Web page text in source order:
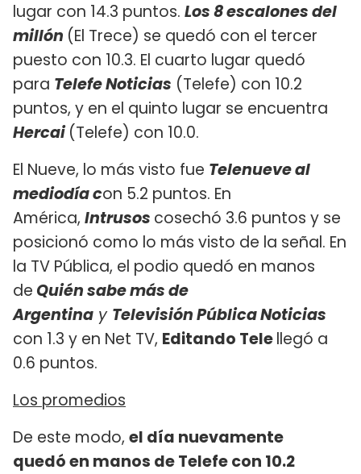
lugar con 14.3 puntos. Los 8 escalones del
millón (El Trece) se quedó con el tercer
puesto con 10.3. El cuarto lugar quedó
para Telefe Noticias (Telefe) con 10.2
puntos, y en el quinto lugar se encuentra
Hercai(Telefe) con 10.0.
El Nueve, lo más visto fue Telenueve al
mediodía con 5.2 puntos. En
América, Intrusos cosechó 3.6 puntos y se
posicionó como lo más visto de la señal. En
la TV Pública, el podio quedó en manos
de Quién sabe más de
Argentina y Televisión Pública Noticias
con 1.3 y en Net TV, Editando Telellegó a
0.6 puntos.
Los promedios
De este modo, el día nuevamente
quedó en manos de Telefe con 10.2